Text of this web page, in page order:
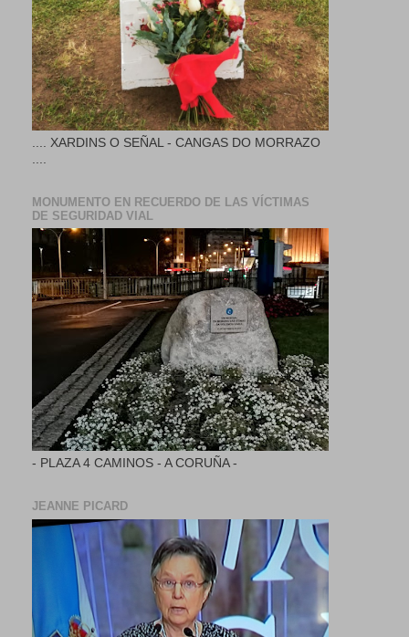
.... XARDINS O SEÑAL - CANGAS DO MORRAZO
MONUMENTO EN RECUERDO DE LAS VÍCTIMAS
DE SEGURIDAD VIAL
- PLAZA 4 CAMINOS - A CORUÑA -
JEANNE PICARD